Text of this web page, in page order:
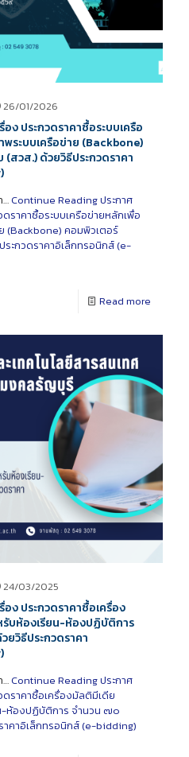
26/01/2026
อง ประกวดราคาซื้อระบบเครือ
ระบบเครือข่าย (Backbone)
(สวส.) ด้วยวิธีประกวดราคา
… Continue Readingประกาศ
ราคาซื้อระบบเครือข่ายหลักเพื่อ
(Backbone) คอมพิวเตอร์
ระกวดราคาอิเล็กทรอนิกส์ (e-
Read more
24/03/2025
อง ประกวดราคาซื้อเครื่อง
รับห้องเรียน-ห้องปฏิบัติการ
ยวิธีประกวดราคา
… Continue Readingประกาศ
ดราคาซื้อเครื่องมัลติมีเดีย
-ห้องปฏิบัติการ จำนวน ๗๐
าคาอิเล็กทรอนิกส์ (e-bidding)